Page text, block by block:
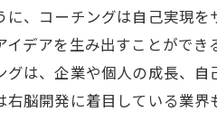
に、コーチングは自己実現を
イデアを生み出すことができ
グは、企業や個人の成長、自
右脳開発に着目している業界